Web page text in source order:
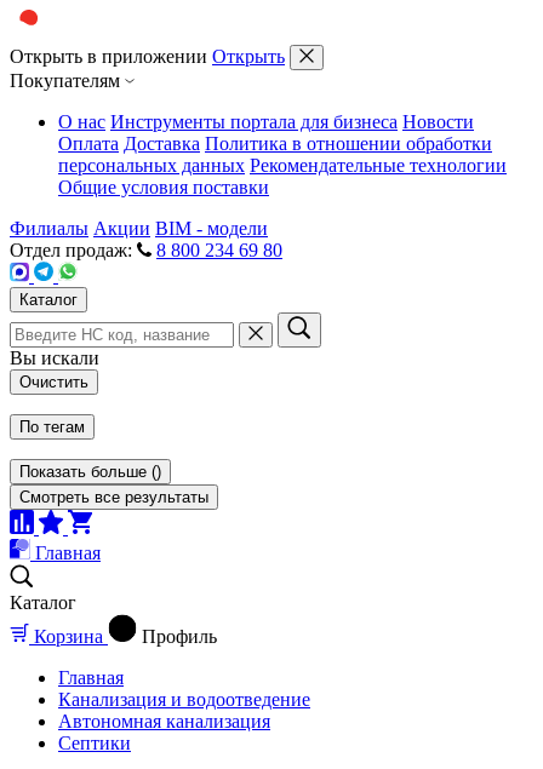
Открыть в приложении Открыть
Покупателям
О нас Инструменты портала для бизнеса Новости
Оплата Доставка Политика в отношении обработки
персональных данных Рекомендательные технологии
Общие условия поставки
Филиалы Акции BIM - модели
Отдел продаж:
8 800 234 69 80
Каталог
Вы искали
Очистить
По тегам
Показать больше ()
Смотреть все результаты
Главная
Каталог
Корзина
Профиль
Главная
Канализация и водоотведение
Автономная канализация
Септики